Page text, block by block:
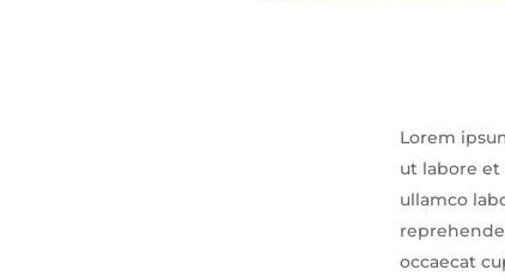
Lorem
ut labore
ullamco
occaecat